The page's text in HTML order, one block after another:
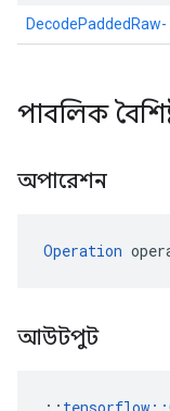
DecodePaddedRaw-
পাবলিক
অপারেশন
Operation
আউটপুট